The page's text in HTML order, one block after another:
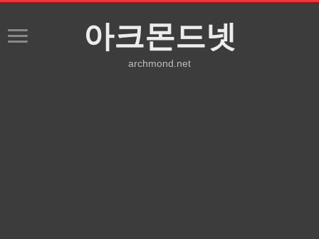
아크몬드넷
archmond.net